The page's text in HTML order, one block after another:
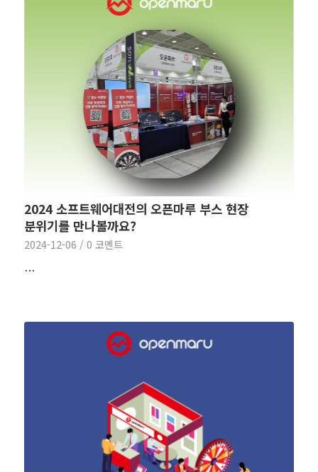
2024 소프트웨어대전의 오픈마루 부스 현장
분위기를 만나볼까요?
2024-12-06 / 0 코멘트
…